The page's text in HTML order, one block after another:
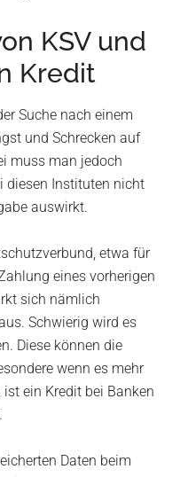
KSV und
Kredit
Suche nach einem
und Schrecken auf
muss man jedoch
diesen Instituten nicht
auswirkt.
etwa für
eines vorherigen
sich nämlich
Schwierig wird es
Diese können die
wenn es mehr
ein Kredit bei Banken
Daten beim